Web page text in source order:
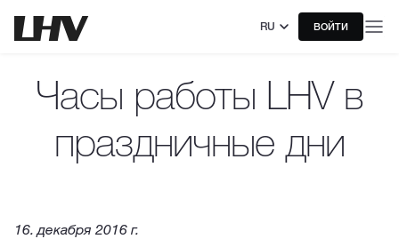
RU ВОЙТИ
Часы работы LHV в
праздничные дни
16. декабря 2016 г.